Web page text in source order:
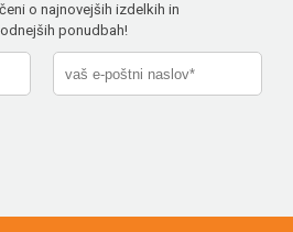
o najnovejših izdelkih in
ponudbah!